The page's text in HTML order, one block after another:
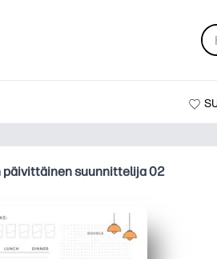
päivittäinen suunnittelija 02